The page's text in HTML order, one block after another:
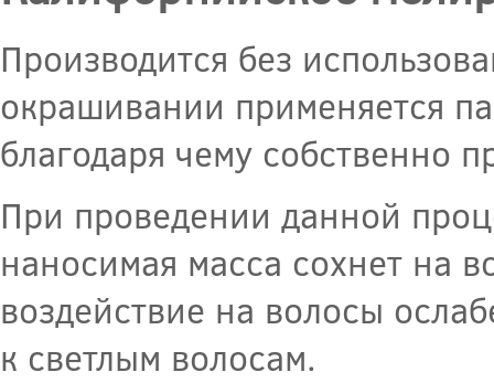
Производится без
окрашивании применяется
благодаря чему собственно
При проведении данной
наносимая масса сохнет на
воздействие на волосы
к светлым волосам.